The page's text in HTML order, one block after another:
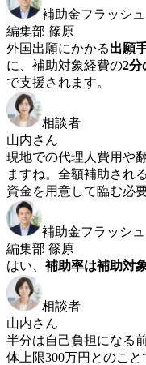
補助金フラッシュ
編集部 篠原
外国出願にかかる出願
に、補助対象経費の2分
で支援されます。
相談者
山内さん
現地での代理人費用や
ますね。全額補助され
資金を用意して臨む必
補助金フラッシュ
編集部 篠原
はい、 補助率は補助対
相談者
山内さん
半分は自己負担になる
体上限300万円とのこ